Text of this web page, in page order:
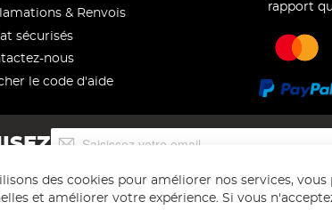
& Renvois
sécurisés
nous
le code d'aide
rapport
lettre
d’information
des cookies pour améliorer nos services, vous
et améliorer votre expérience. Si vous